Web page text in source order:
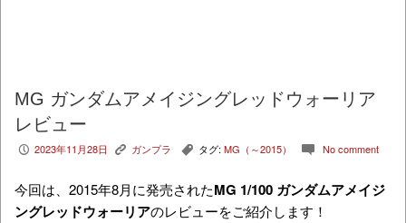
MG ガンダムアメイジングレッドウォーリア
レビュー
P 2023年11月28日 K ガンプラ , タグ: MG（～2015） c No comment
今回は、2015年8月に発売されたMG 1/100 ガンダムアメイジ
ングレッドウォーリアのレビューをご紹介します！